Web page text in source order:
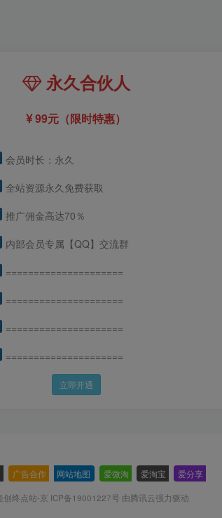
永久合伙人
99元（限时特惠）
会员时长：永久
全站资源永久免费获取
推广佣金高达70％
内部会员专属【QQ】交流群
=====================
=====================
=====================
=====================
立即开通
广告合作 网站地图 爱微淘 爱淘宝 爱分享
创终点站-京 ICP备19001227号 由腾讯云强力驱动